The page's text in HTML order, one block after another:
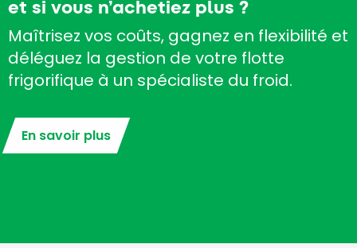
et si vous n’achetiez plus ?
Maîtrisez vos coûts, gagnez en flexibilité et
déléguez la gestion de votre flotte
frigorifique à un spécialiste du froid.
En savoir plus